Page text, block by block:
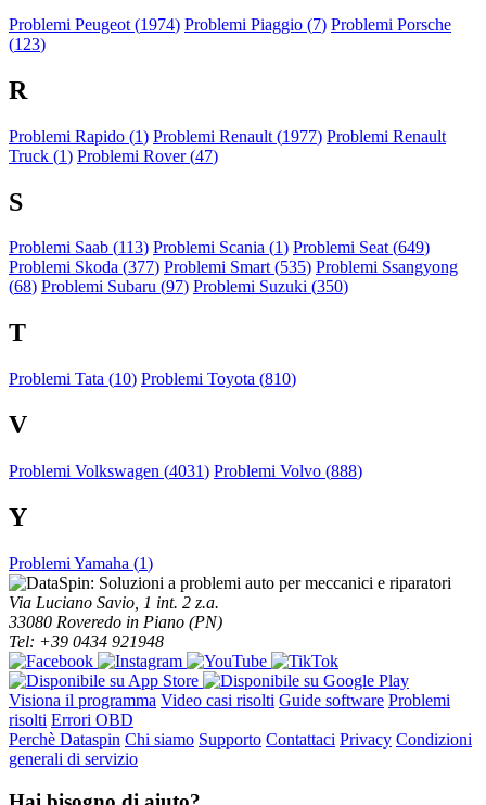
Problemi Peugeot (1974) Problemi Piaggio (7) Problemi Porsche
(123)
R
Problemi Rapido (1) Problemi Renault (1977) Problemi Renault
Truck (1) Problemi Rover (47)
S
Problemi Saab (113) Problemi Scania (1) Problemi Seat (649)
Problemi Skoda (377) Problemi Smart (535) Problemi Ssangyong
(68) Problemi Subaru (97) Problemi Suzuki (350)
T
Problemi Tata (10) Problemi Toyota (810)
V
Problemi Volkswagen (4031) Problemi Volvo (888)
Y
Problemi Yamaha (1)
Via Luciano Savio, 1 int. 2 z.a.
33080 Roveredo in Piano (PN)
Tel: +39 0434 921948
Visiona il programma Video casi risolti Guide software Problemi
risolti Errori OBD
Perchè Dataspin Chi siamo Supporto Contattaci Privacy Condizioni
generali di servizio